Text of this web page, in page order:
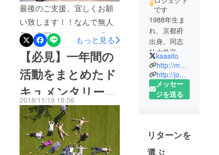
最後のご支援、宜しくお願
い致します！！なんで無人
島の企画をやるのか。「人
の転機」と出会えるから。
サバイバルが好き、という
よりは何もない島での体験
を通じて人が変化を迎えて
いくのが好き。いつだって
予測不可能で僕たちにまだ
知らない世界を見せてくれ
る”大自然”を楽しむことは最
もっと見る
【必見】一年間の
活動をまとめたド
キュメンタリー動
画が完成しまし
た。
2018/11/19 18:56
です
1988年生ま
れ、京都府
出身。同志
社大学卒。
株式会社リ
クルート
ジョブズに5
年弱従事し
ライブを設
立。代表取
kaaaito
http://mujinto.jp/
http://joblivecompany.jp/
メッセー
ジを送る
リターンを
選ぶ